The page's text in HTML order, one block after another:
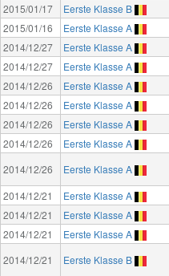
2015/01/17
Eerste Klasse B
2015/01/16
Eerste Klasse A
2014/12/27
Eerste Klasse A
2014/12/27
Eerste Klasse A
2014/12/26
Eerste Klasse A
2014/12/26
Eerste Klasse A
2014/12/26
Eerste Klasse A
2014/12/26
Eerste Klasse A
2014/12/26
Eerste Klasse A
2014/12/21
Eerste Klasse A
2014/12/21
Eerste Klasse A
2014/12/21
Eerste Klasse A
2014/12/21
Eerste Klasse B